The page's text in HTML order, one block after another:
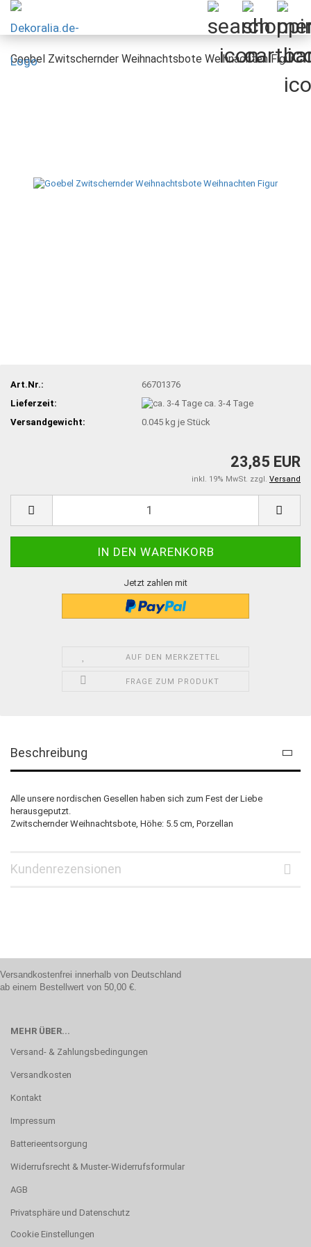
Goebel Zwitschernder Weihnachtsbote Weihnachten Figur
Art.Nr.:
66701376
Lieferzeit:
ca. 3-4 Tage
Versandgewicht:
0.045 kg je Stück
23,85 EUR
inkl. 19% MwSt. zzgl. Versand
Jetzt zahlen mit
AUF DEN MERKZETTEL
FRAGE ZUM PRODUKT
Beschreibung
Alle unsere nordischen Gesellen haben sich zum Fest der Liebe
herausgeputzt.
Zwitschernder Weihnachtsbote, Höhe: 5.5 cm, Porzellan
Kundenrezensionen
Versandkostenfrei innerhalb von Deutschland
ab einem Bestellwert von 50,00 €.
MEHR ÜBER...
Versand- & Zahlungsbedingungen
Versandkosten
Kontakt
Impressum
Batterieentsorgung
Widerrufsrecht & Muster-Widerrufsformular
AGB
Privatsphäre und Datenschutz
Cookie Einstellungen